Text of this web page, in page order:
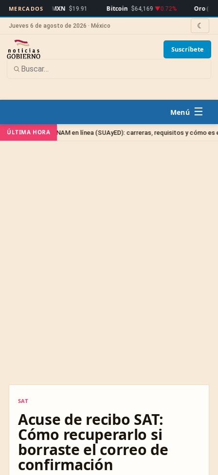
MERCADOS
EUR/MXN $19.91 Bitcoin $64,169▼0.72% Oro (oz)
Jueves 6 de agosto de 2026 · México ☾
Suscríbete
☰
ÚLTIMA HORA
en línea (SUAyED): carreras, requisitos y cómo es el examen
SAT
Acuse de recibo SAT:
Cómo recuperarlo si
borraste el correo de
confirmación